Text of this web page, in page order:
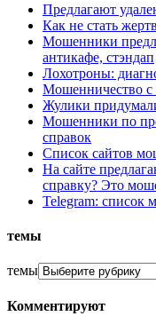
Предлагают
Как не стать
Мошенники
антикафе, стэндап
Лохотроны:
Мошенничество с
Жулики
Мошенники по
справок
Список сайтов
На сайте
справку? Это
Telegram: список
темы
темы
Комментируют